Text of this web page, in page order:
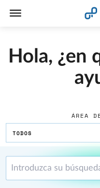
Hola, ¿en
ÁREA
TODOS
Abrir vínculo en un nuevo